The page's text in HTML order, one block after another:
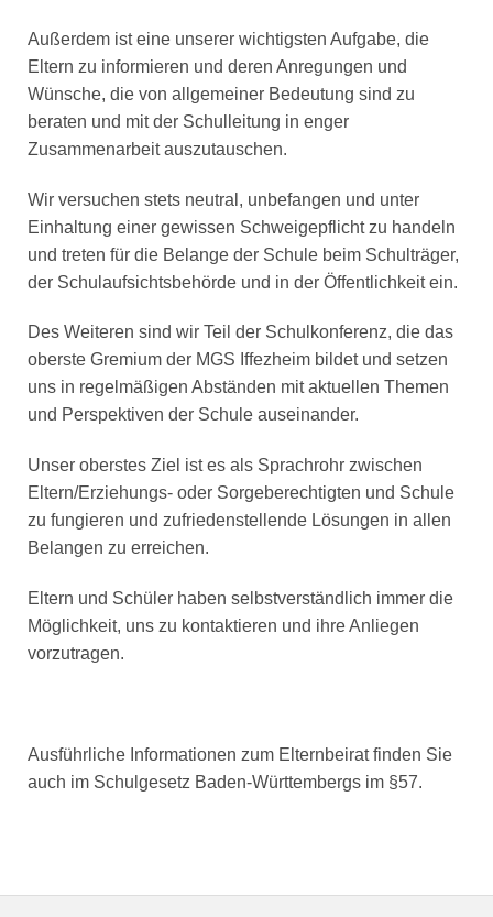
Außerdem ist eine unserer wichtigsten Aufgabe, die
Eltern zu informieren und deren Anregungen und
Wünsche, die von allgemeiner Bedeutung sind zu
beraten und mit der Schulleitung in enger
Zusammenarbeit auszutauschen.
Wir versuchen stets neutral, unbefangen und unter
Einhaltung einer gewissen Schweigepflicht zu handeln
und treten für die Belange der Schule beim Schulträger,
der Schulaufsichtsbehörde und in der Öffentlichkeit ein.
Des Weiteren sind wir Teil der Schulkonferenz, die das
oberste Gremium der MGS Iffezheim bildet und setzen
uns in regelmäßigen Abständen mit aktuellen Themen
und Perspektiven der Schule auseinander.
Unser oberstes Ziel ist es als Sprachrohr zwischen
Eltern/Erziehungs- oder Sorgeberechtigten und Schule
zu fungieren und zufriedenstellende Lösungen in allen
Belangen zu erreichen.
Eltern und Schüler haben selbstverständlich immer die
Möglichkeit, uns zu kontaktieren und ihre Anliegen
vorzutragen.
Ausführliche Informationen zum Elternbeirat finden Sie
auch im Schulgesetz Baden-Württembergs im §57.